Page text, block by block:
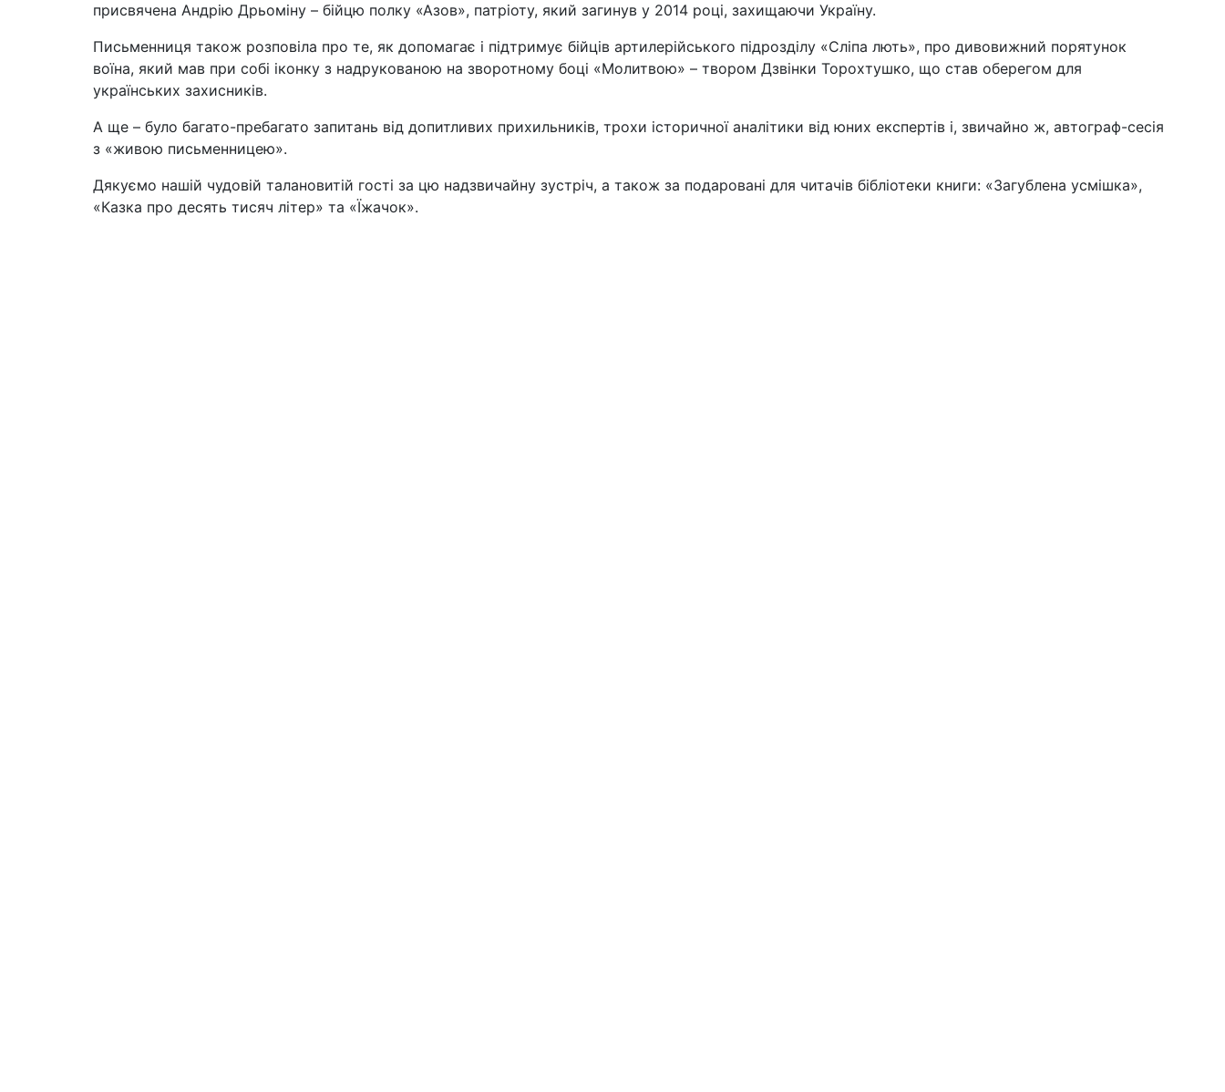
присвячена Андрію Дрьоміну – бійцю полку «Азов», патріоту, який загинув у 2014 році, захищаючи Україну.
Письменниця також розповіла про те, як допомагає і підтримує бійців артилерійського підрозділу «Сліпа лють», про дивовижний порятунок
воїна, який мав при собі іконку з надрукованою на зворотному боці «Молитвою» – твором Дзвінки Торохтушко, що став оберегом для
українських захисників.
А ще – було багато-пребагато запитань від допитливих прихильників, трохи історичної аналітики від юних експертів і, звичайно ж, автограф-сесія
з «живою письменницею».
Дякуємо нашій чудовій талановитій гості за цю надзвичайну зустріч, а також за подаровані для читачів бібліотеки книги: «Загублена усмішка»,
«Казка про десять тисяч літер» та «Їжачок».